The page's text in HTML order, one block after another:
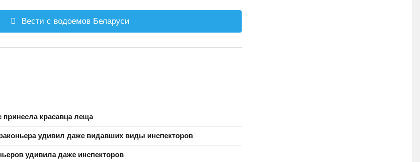
Вести с водоемов Беларуси
красавца леща
удивил даже видавших виды инспекторов
удивила даже инспекторов